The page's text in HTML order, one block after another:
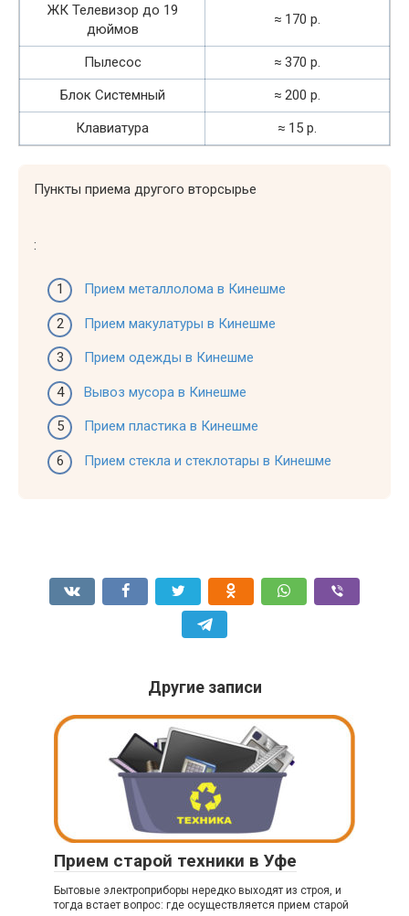
ЖК Телевизор до 19
дюймов
≈ 170 р.
Пылесос
≈ 370 р.
Блок Системный
≈ 200 р.
Клавиатура
≈ 15 р.
Пункты приема другого вторсырье
:
Прием металлолома в Кинешме
Прием макулатуры в Кинешме
Прием одежды в Кинешме
Вывоз мусора в Кинешме
Прием пластика в Кинешме
Прием стекла и стеклотары в Кинешме
Другие записи
Прием старой техники в Уфе
Бытовые электроприборы нередко выходят из строя, и
тогда встает вопрос: где осуществляется прием старой